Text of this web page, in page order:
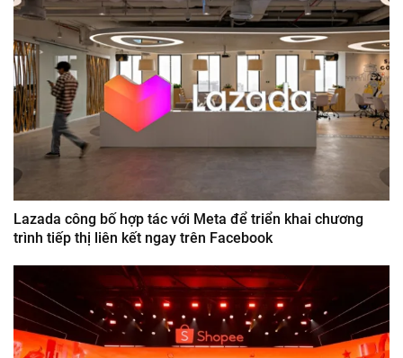
Lazada công bố hợp tác với Meta để triển khai chương
trình tiếp thị liên kết ngay trên Facebook